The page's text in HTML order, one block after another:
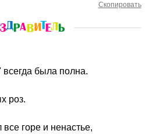
Скопировать
была полна.
роз.
горе и ненастье,